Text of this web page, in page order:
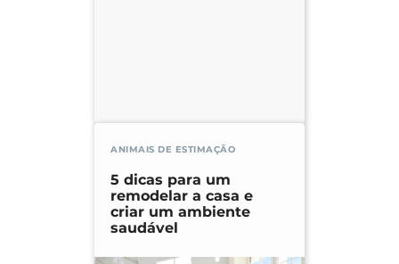
ANIMAIS DE ESTIMAÇÃO
5 dicas para um
remodelar a casa e
criar um ambiente
saudável